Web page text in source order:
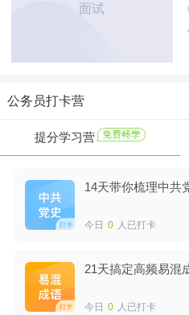
面试
公务员打卡营
提分学习营
14天带你梳理中共
今日 0 人已打卡
21天搞定高频易混
今日 0 人已打卡